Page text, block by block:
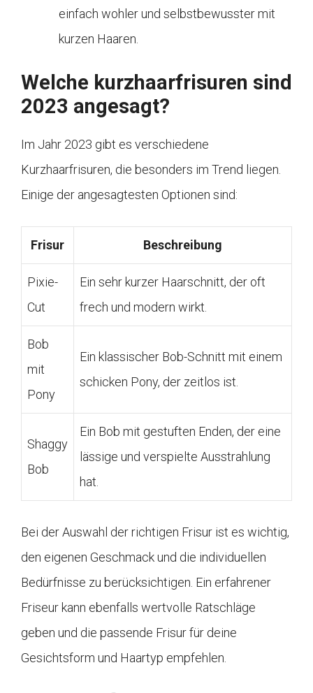
einfach wohler und selbstbewusster mit
kurzen Haaren.
Welche kurzhaarfrisuren sind
2023 angesagt?
Im Jahr 2023 gibt es verschiedene
Kurzhaarfrisuren, die besonders im Trend liegen.
Einige der angesagtesten Optionen sind:
Frisur Beschreibung
Pixie-
Cut
Ein sehr kurzer Haarschnitt, der oft
frech und modern wirkt.
Bob
mit
Pony
Ein klassischer Bob-Schnitt mit einem
schicken Pony, der zeitlos ist.
Shaggy
Bob
Ein Bob mit gestuften Enden, der eine
lässige und verspielte Ausstrahlung
hat.
Bei der Auswahl der richtigen Frisur ist es wichtig,
den eigenen Geschmack und die individuellen
Bedürfnisse zu berücksichtigen. Ein erfahrener
Friseur kann ebenfalls wertvolle Ratschläge
geben und die passende Frisur für deine
Gesichtsform und Haartyp empfehlen.